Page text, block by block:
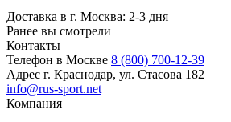
Доставка в г. Москва: 2-3 дня
Ранее вы смотрели
Контакты
Телефон в Москве 8 (800) 700-12-39
Адрес г. Краснодар, ул. Стасова 182
info@rus-sport.net
Компания